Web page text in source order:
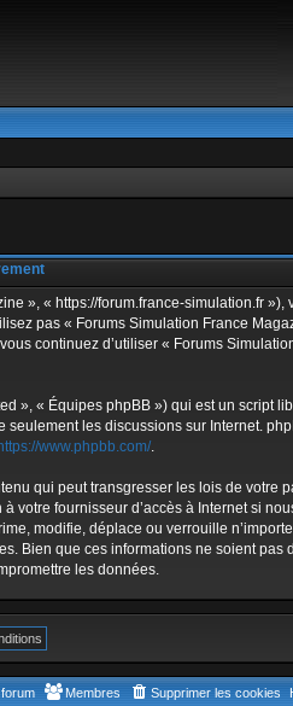
», « https://forum.france-simulation.fr
pas « Forums Simulation France
continuez d’utiliser « Forums
», « Équipes phpBB ») qui est un script
seulement les discussions sur Internet.
www.phpbb.com/.
qui peut transgresser les lois de votre
fournisseur d’accès à Internet si
modifie, déplace ou verrouille
Bien que ces informations ne soient pas
les données.
Supprimer les cookies
Membres
forum